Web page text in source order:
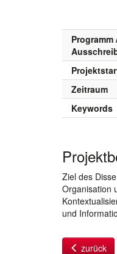
Programm
Zeitraum
Keywords
Ziel des
Organisation
und
zurück